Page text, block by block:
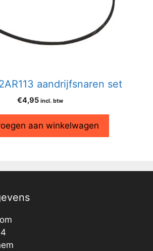
aandrijfsnaren set
€4,95 incl. btw
aan winkelwagen